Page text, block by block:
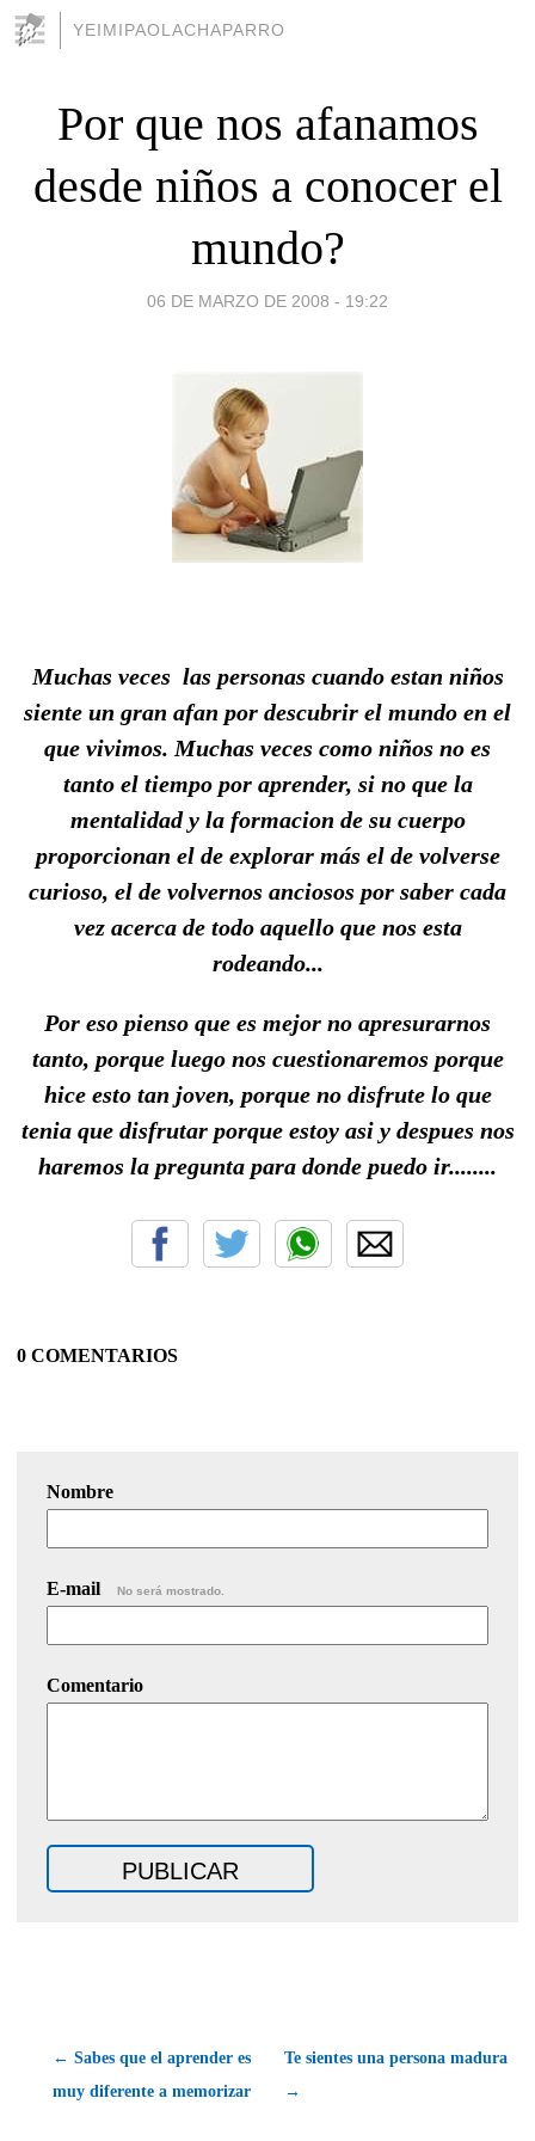
YEIMIPAOLACHAPARRO
Por que nos afanamos
desde niños a conocer el
mundo?
06 DE MARZO DE 2008 - 19:22
Muchas veces las personas cuando estan niños
siente un gran afan por descubrir el mundo en el
que vivimos. Muchas veces como niños no es
tanto el tiempo por aprender, si no que la
mentalidad y la formacion de su cuerpo
proporcionan el de explorar más el de volverse
curioso, el de volvernos anciosos por saber cada
vez acerca de todo aquello que nos esta
rodeando...
Por eso pienso que es mejor no apresurarnos
tanto, porque luego nos cuestionaremos porque
hice esto tan joven, porque no disfrute lo que
tenia que disfrutar porque estoy asi y despues nos
haremos la pregunta para donde puedo ir........
0 COMENTARIOS
Nombre
E-mail No será mostrado.
Comentario
← Sabes que el aprender es
muy diferente a memorizar
Te sientes una persona madura
→